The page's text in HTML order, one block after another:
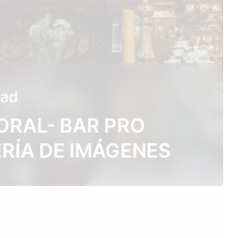
BAR PRO
DE IMÁGENES